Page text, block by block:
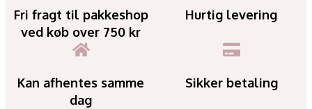
Fri fragt til pakkeshop
ved køb over 750 kr
Hurtig levering
Kan afhentes samme
dag
Sikker betaling